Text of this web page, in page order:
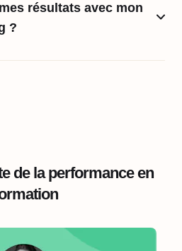
résultats avec mon
?
de la performance en